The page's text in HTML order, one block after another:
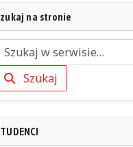
na stronie
SzukajSzukaj